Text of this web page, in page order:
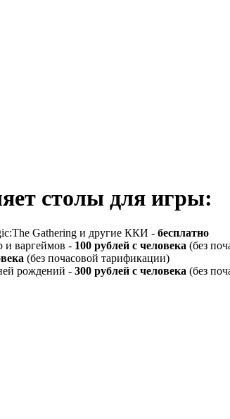
столы для игры:
Gathering и другие ККИ - бесплатно
и варгеймов - 100 рублей с человека (без
(без почасовой тарификации)
рождений - 300 рублей с человека (без